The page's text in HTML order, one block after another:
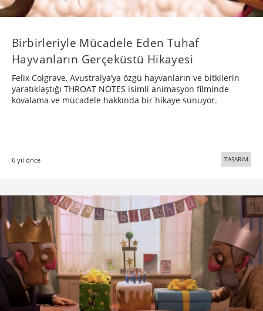
Birbirleriyle Mücadele Eden Tuhaf
Hayvanların Gerçeküstü Hikayesi
Felix Colgrave, Avustralya’ya özgü hayvanların ve bitkilerin
yaratıklaştığı THROAT NOTES isimli animasyon filminde
kovalama ve mücadele hakkında bir hikaye sunuyor.
6 yıl önce TASARIM